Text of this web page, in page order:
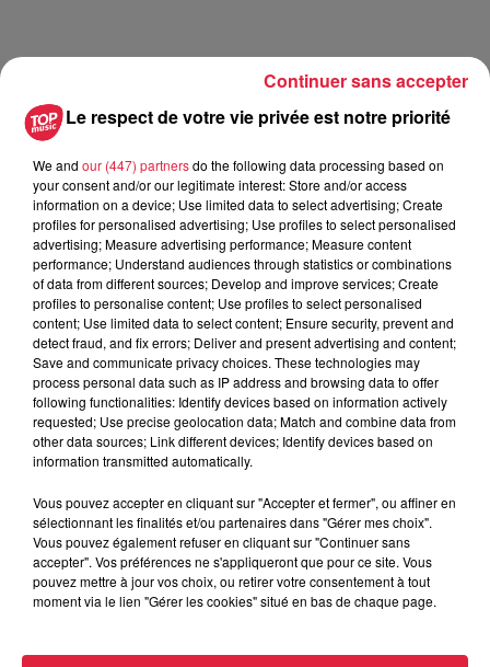
Votre nom*
Votre e-mail *
Votre n° de téléphone*
Votre message*
Le respect de votre vie privée est notre priorité
We and our (447) partnersdo the following data processing based on
your consent and/or our legitimate interest: Store and/or access
information on a device; Use limited data to select advertising; Create
profiles for personalised advertising; Use profiles to select personalised
advertising; Measure advertising performance; Measure content
performance; Understand audiences through statistics or combinations
of data from different sources; Develop and improve services; Create
profiles to personalise content; Use profiles to select personalised
content; Use limited data to select content; Ensure security, prevent and
detect fraud, and fix errors; Deliver and present advertising and content;
Save and communicate privacy choices. These technologies may
process personal data such as IP address and browsing data to offer
following functionalities: Identify devices based on information actively
requested; Use precise geolocation data; Match and combine data from
other data sources; Link different devices; Identify devices based on
information transmitted automatically.
Vous pouvez accepter en cliquant sur "Accepter et fermer", ou affiner en
sélectionnant les finalités et/ou partenaires dans "Gérer mes choix".
Vous pouvez également refuser en cliquant sur "Continuer sans
accepter". Vos préférences ne s'appliqueront que pour ce site. Vous
pouvez mettre à jour vos choix, ou retirer votre consentement à tout
moment via le lien "Gérer les cookies" situé en bas de chaque page.
Continuer sans accepter